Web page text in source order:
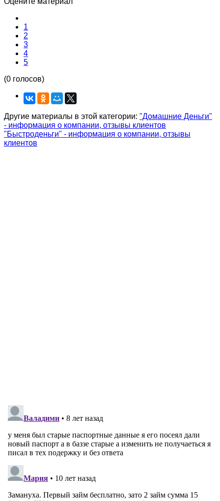
1
2
3
4
5
(0 голосов)
Другие материалы в этой категории: "Домашние Деньги"
- информация о компании, отзывы клиентов
"Быстроденьги" - информация о компании, отзывы
клиентов